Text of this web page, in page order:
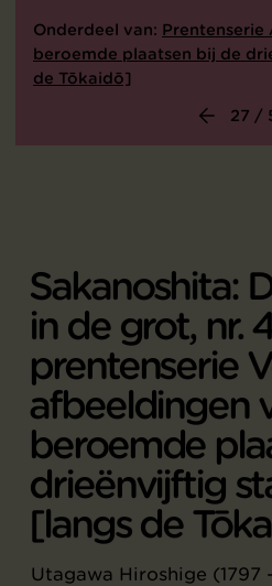
Onderdeel van: Prentenserie
beroemde plaatsen bij de
de Tōkaidō]
27 /
Sakanoshita:
in de grot, nr.
prentenserie
afbeeldingen
beroemde
drieënvijftig
[langs de
Utagawa Hiroshige (1797